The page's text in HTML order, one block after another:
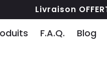
Livraison
F.A.Q. Blog